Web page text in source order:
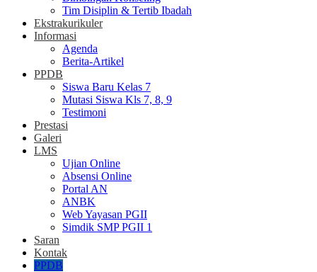
Tim Disiplin & Tertib Ibadah
Ekstrakurikuler
Informasi
Agenda
Berita-Artikel
PPDB
Siswa Baru Kelas 7
Mutasi Siswa Kls 7, 8, 9
Testimoni
Prestasi
Galeri
LMS
Ujian Online
Absensi Online
Portal AN
ANBK
Web Yayasan PGII
Simdik SMP PGII 1
Saran
Kontak
PPDB